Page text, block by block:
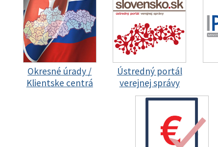
Okresné úrady /
Klientske centrá
Ústredný portál
verejnej správy